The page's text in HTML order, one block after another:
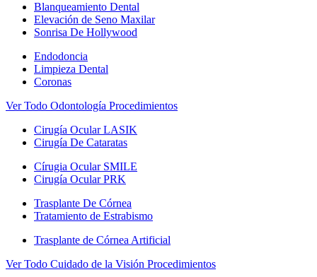
Blanqueamiento Dental
Elevación de Seno Maxilar
Sonrisa De Hollywood
Endodoncia
Limpieza Dental
Coronas
Ver Todo Odontología Procedimientos
Cirugía Ocular LASIK
Cirugía De Cataratas
Círugia Ocular SMILE
Cirugía Ocular PRK
Trasplante De Córnea
Tratamiento de Estrabismo
Trasplante de Córnea Artificial
Ver Todo Cuidado de la Visión Procedimientos